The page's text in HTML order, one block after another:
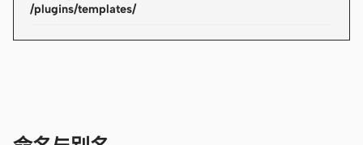
使用场景
/plugins/templates/